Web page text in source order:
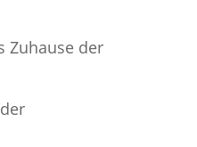
Zuhause der